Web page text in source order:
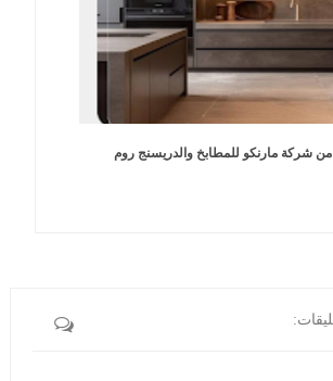
من شركة مارنكو للمطابخ والدريسنج روم